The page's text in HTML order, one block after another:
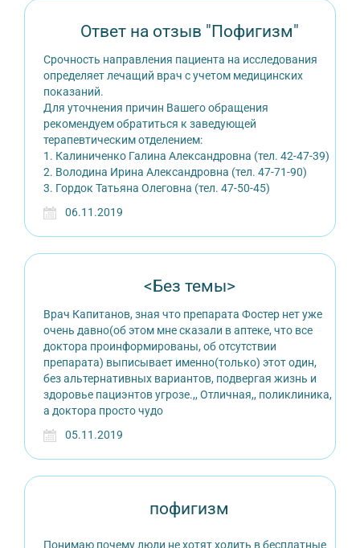
Ответ на отзыв "Пофигизм"
Срочность направления пациента на исследования
определяет лечащий врач с учетом медицинских
показаний.
Для уточнения причин Вашего обращения
рекомендуем обратиться к заведующей
терапевтическим отделением:
1. Калиниченко Галина Александровна (тел. 42-47-39)
2. Володина Ирина Александровна (тел. 47-71-90)
3. Гордок Татьяна Олеговна (тел. 47-50-45)
06.11.2019
<Без темы>
Врач Капитанов, зная что препарата Фостер нет уже
очень давно(об этом мне сказали в аптеке, что все
доктора проинформированы, об отсутствии
препарата) выписывает именно(только) этот один,
без альтернативных вариантов, подвергая жизнь и
здоровье пациэнтов угрозе.,, Отличная,, поликлиника,
а доктора просто чудо
05.11.2019
пофигизм
Понимаю почему люди не хотят ходить в бесплатные